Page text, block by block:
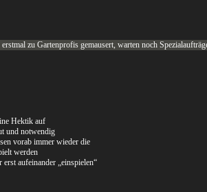
zu Gartenprofis gemausert, warten noch
Hektik auf
und notwendig
vorab immer wieder die
werden
aufeinander „einspielen“